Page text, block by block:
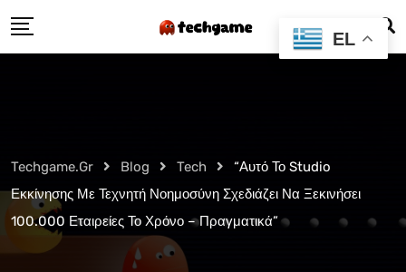
to
Techgame.gr Blog Tech
“Αυτό Το Studio
Εκκίνησης Με Τεχνητή Νοημοσύνη Σχεδιάζει Να Ξεκινήσει
100.000 Εταιρείες Το Χρόνο – Πραγματικά”
EL